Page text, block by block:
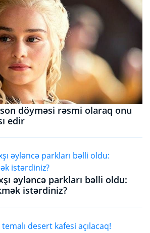
döyməsi rəsmi olaraq onu
edir
əyləncə parkları bəlli oldu:
istərdiniz?